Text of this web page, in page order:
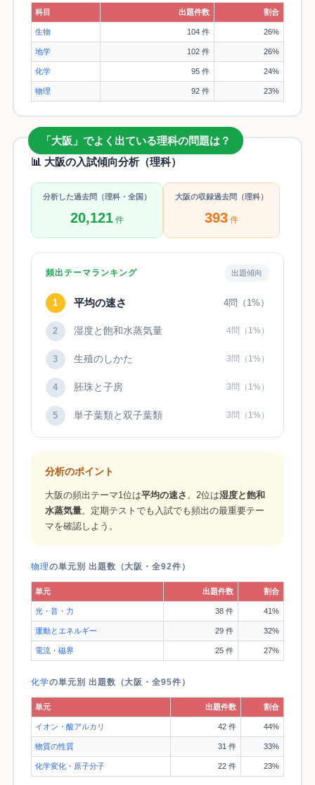
科目 出題件数 割合
生物 104 件 26%
地学 102 件 26%
化学 95 件 24%
物理 92 件 23%
「大阪」でよく出ている理科の問題は？
📊 大阪の入試傾向分析（理科）
分析した過去問（理科・全国）
20,121件
大阪の収録過去問（理科）
393件
頻出テーマランキング 出題傾向
1 平均の速さ 4問（1%）
2 湿度と飽和水蒸気量 4問（1%）
3 生殖のしかた 3問（1%）
4 胚珠と子房 3問（1%）
5 単子葉類と双子葉類 3問（1%）
分析のポイント
大阪の頻出テーマ1位は平均の速さ 。2位は湿度と飽和
水蒸気量。定期テストでも入試でも頻出の最重要テー
マを確認しよう。
物理の単元別 出題数（大阪・全92件）
単元 出題件数 割合
光・音・力 38 件 41%
運動とエネルギー 29 件 32%
電流・磁界 25 件 27%
化学の単元別 出題数（大阪・全95件）
単元 出題件数 割合
イオン・酸アルカリ 42 件 44%
物質の性質 31 件 33%
化学変化・原子分子 22 件 23%